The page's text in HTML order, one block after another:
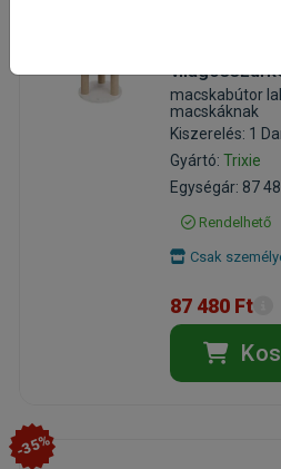
macskabútor
macskáknak
Kiszerelés: 1
Gyártó:Trixie
Egységár: 87
Rendelhető
Csak
87 480 Ft
-35%